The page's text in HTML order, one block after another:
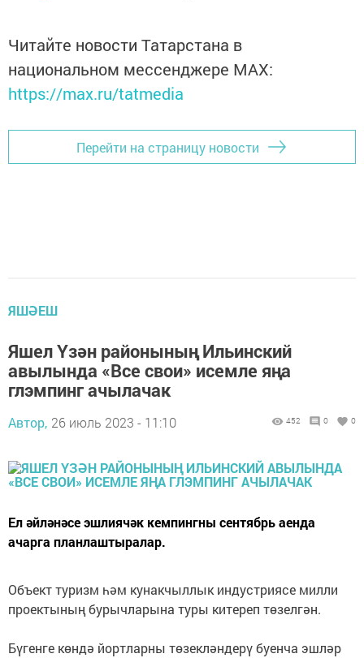
Читайте новости Татарстана в
национальном мессенджере MАХ:
https://max.ru/tatmedia
Перейти на страницу новости
ЯШӘЕШ
Яшел Үзән районының Ильинский
авылында «Все свои» исемле яңа
глэмпинг ачылачак
Автор, 26 июль 2023 - 11:10 452 0 0
Ел әйләнәсе эшлиячәк кемпингны сентябрь аенда
ачарга планлаштыралар.
Объект туризм һәм кунакчыллык индустриясе милли
проектының бурычларына туры китереп төзелгән.
Бүгенге көндә йортларны төзекләндерү буенча эшләр